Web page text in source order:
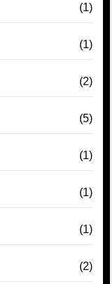
(1)
(1)
(2)
(5)
(1)
(1)
(1)
(2)